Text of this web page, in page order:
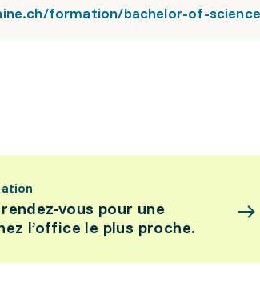
formation/bachelor-of-
vous pour une
l’office le plus proche.